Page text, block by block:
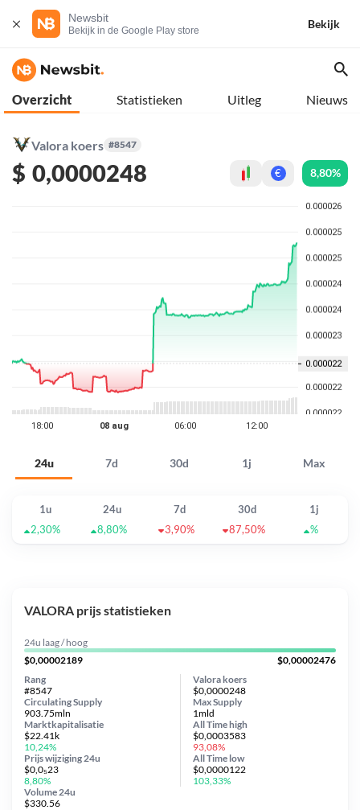
Newsbit
Bekijk in de Google Play store
Bekijk
Overzicht Statistieken Uitleg Nieuws
Valora koers #8547
$ 0,0000248 € 8,80%
24u 7d 30d 1j Max
1u 24u 7d 30d
1j
2,30%
8,80% 3,90% 87,50% %
VALORA prijs statistieken
24u laag / hoog
$0,00002189
$0,00002476
Valora koers
$0,0000248
Circulating Supply
903.75mln
Prijs wijziging 24u
$0,0₅23
8,80%
Max Supply
1mld
Marktkapitalisatie
$22.41k
10,24%
Volume 24u
$330.56
Rang
#8547
All Timehigh
$0,0003583
93,08%
All Time low
$0,0000122
103,33%